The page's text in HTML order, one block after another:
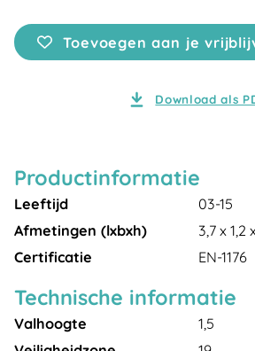
Toevoegen aan je
Download als
Productinformatie
Leeftijd
03-15
Afmetingen (lxbxh)
3,7 x 1,2
Certificatie
EN-1176
Technische informatie
Valhoogte
1,5